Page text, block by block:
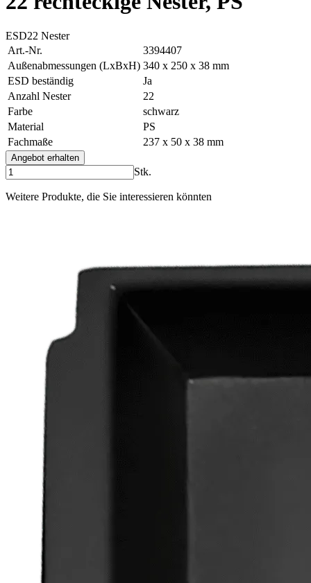
ESD22 Nester
Art.-Nr.
3394407
Außenabmessungen (LxBxH) 340 x 250 x 38 mm
ESD beständig
Ja
Anzahl Nester
22
Farbe
schwarz
Material
PS
Fachmaße
237 x 50 x 38 mm
Angebot erhalten
Stk.
Weitere Produkte, die Sie interessieren könnten